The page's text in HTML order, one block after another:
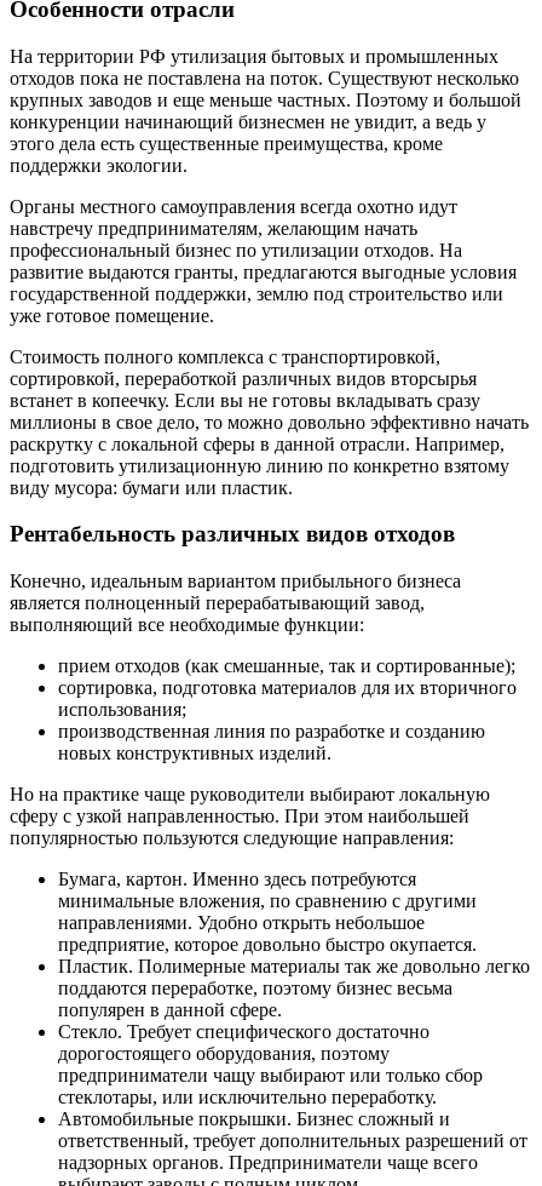
Особенности отрасли
На территории РФ утилизация бытовых и промышленных
отходов пока не поставлена на поток. Существуют несколько
крупных заводов и еще меньше частных. Поэтому и большой
конкуренции начинающий бизнесмен не увидит, а ведь у
этого дела есть существенные преимущества, кроме
поддержки экологии.
Органы местного самоуправления всегда охотно идут
навстречу предпринимателям, желающим начать
профессиональный бизнес по утилизации отходов. На
развитие выдаются гранты, предлагаются выгодные условия
государственной поддержки, землю под строительство или
уже готовое помещение.
Стоимость полного комплекса с транспортировкой,
сортировкой, переработкой различных видов вторсырья
встанет в копеечку. Если вы не готовы вкладывать сразу
миллионы в свое дело, то можно довольно эффективно начать
раскрутку с локальной сферы в данной отрасли. Например,
подготовить утилизационную линию по конкретно взятому
виду мусора: бумаги или пластик.
Рентабельность различных видов отходов
Конечно, идеальным вариантом прибыльного бизнеса
является полноценный перерабатывающий завод,
выполняющий все необходимые функции:
прием отходов (как смешанные, так и сортированные);
сортировка, подготовка материалов для их вторичного
использования;
производственная линия по разработке и созданию
новых конструктивных изделий.
Но на практике чаще руководители выбирают локальную
сферу с узкой направленностью. При этом наибольшей
популярностью пользуются следующие направления:
Бумага, картон. Именно здесь потребуются
минимальные вложения, по сравнению с другими
направлениями. Удобно открыть небольшое
предприятие, которое довольно быстро окупается.
Пластик. Полимерные материалы так же довольно легко
поддаются переработке, поэтому бизнес весьма
популярен в данной сфере.
Стекло. Требует специфического достаточно
дорогостоящего оборудования, поэтому
предприниматели чащу выбирают или только сбор
стеклотары, или исключительно переработку.
Автомобильные покрышки. Бизнес сложный и
ответственный, требует дополнительных разрешений от
надзорных органов. Предприниматели чаще всего